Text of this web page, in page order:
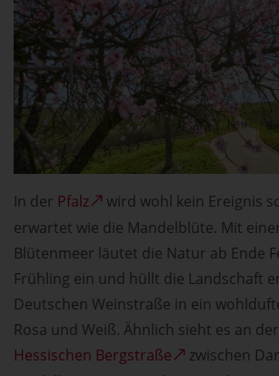
In der Pfalz
wird wohl kein Ereignis
erwartet wie die Mandelblüte. Mit
Blütenmeer läutet die Natur ab Ende
Frühling ein und hüllt die Landschaft
Deutschen Weinstraße in ein
Rosa und Weiß. Ähnlich sieht es an der
Hessischen Bergstraße
zwischen